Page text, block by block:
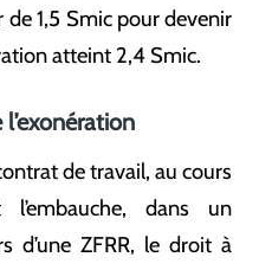
1,5 Smic pour devenir
atteint 2,4 Smic.
de travail, au cours
dans un
d’une ZFRR, le droit à